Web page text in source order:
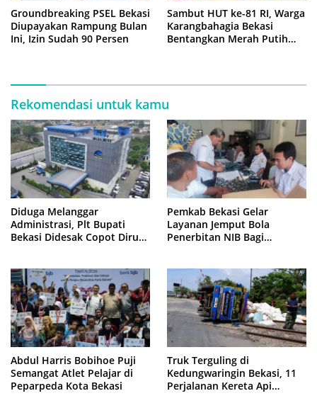
Groundbreaking PSEL Bekasi
Diupayakan Rampung Bulan
Ini, Izin Sudah 90 Persen
Sambut HUT ke-81 RI, Warga
Karangbahagia Bekasi
Bentangkan Merah Putih
Rekomendasi untuk kamu
Diduga Melanggar
Administrasi, Plt Bupati
Bekasi Didesak Copot Dirum
Pemkab Bekasi Gelar
Layanan Jemput Bola
Penerbitan NIB Bagi
Abdul Harris Bobihoe Puji
Semangat Atlet Pelajar di
Peparpeda Kota Bekasi
Truk Terguling di
Kedungwaringin Bekasi, 11
Perjalanan Kereta Api